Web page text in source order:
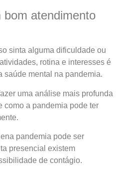
atendimento
sinta alguma dificuldade ou
rotina e interesses é
saúde mental na pandemia.
uma análise mais profunda
como a pandemia pode ter
pandemia pode ser
presencial existem
de contágio.